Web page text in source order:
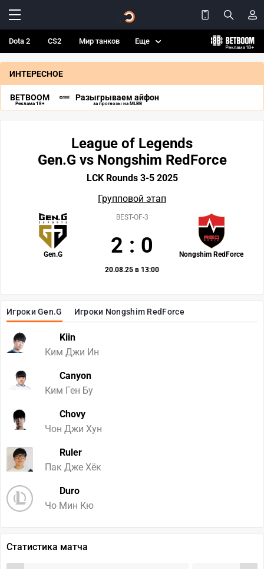
Dota 2 CS2 Мир танков Еще
ИНТЕРЕСНОЕ
BETBOOM
Реклама 18+
Разыгрываем айфон
за прогнозы на MLBB
Игроки Gen.G Игроки Nongshim RedForce
Kiin
Ким Джи Ин
Canyon
Ким Ген Бу
Chovy
Чон Джи Хун
Ruler
Пак Дже Хёк
Duro
Чо Мин Кю
League of Legends
Gen.G vs Nongshim RedForce
LCK Rounds 3-5 2025
Групповой этап
Gen.G Nongshim RedForce
BEST-OF-3
2 : 0
20.08.25 в 13:00
Статистика матча